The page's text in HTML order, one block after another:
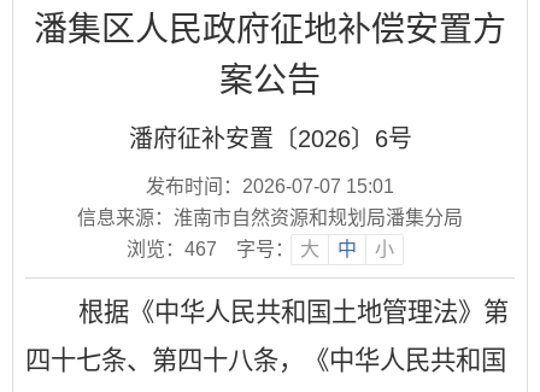
潘集区人民政府征地补偿安置方
案公告
潘府征补安置〔2026〕6号
发布时间：2026-07-07 15:01
信息来源：淮南市自然资源和规划局潘集分局
浏览： 467 字号： 大 中 小
根据《中华人民共和国土地管理法》第
四十七条、第四十八条，《中华人民共和国